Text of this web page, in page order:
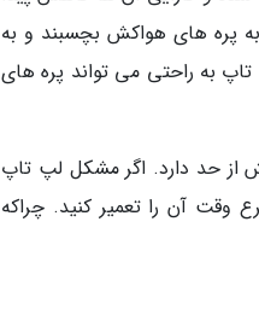
پره های هواکش بچسبند و به
به راحتی می تواند پره های
حد دارد. اگر مشکل لپ تاپ
وقت آن را تعمیر کنید. چراکه